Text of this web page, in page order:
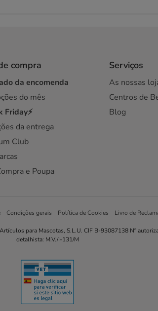
compra
da encomenda
do mês
Friday⚡
da entrega
Club
e Poupa
Serviços
As nossas
Centros de
Blog
Condições gerais Política de Cookies Livro de
para Mascotas, S.L.U. CIF B-93087138 Nº
detalhista: M.V./I-131/M